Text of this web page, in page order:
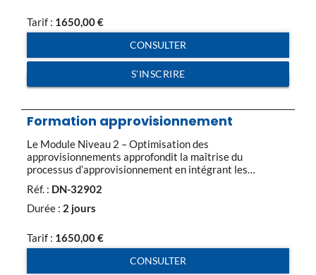
fonction. […]
Tarif : 1650,00€
CONSULTER
S'INSCRIRE
Formation approvisionnement
Le Module Niveau 2 – Optimisation des
approvisionnements approfondit la maîtrise du
processus d’approvisionnement en intégrant les
fonction. Il couvre l’ensemble des étapes clés 1
Responsabilités et valeur ajoutée de l’approvisionneur
performance. Outils de pilotage opérationnel et
stratégique. 2. Maîtrise du processus
d’approvisionnement Analyse des données […]
Réf. : DN-32902
Durée : 2 jours
Tarif : 1650,00€
CONSULTER